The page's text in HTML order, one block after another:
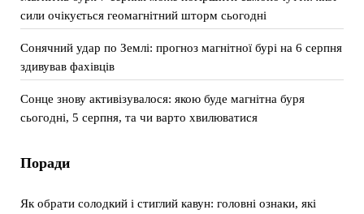
сили очікується геомагнітний шторм сьогодні
Сонячний удар по Землі: прогноз магнітної бурі на 6 серпня
здивував фахівців
Сонце знову активізувалося: якою буде магнітна буря
сьогодні, 5 серпня, та чи варто хвилюватися
Поради
Як обрати солодкий і стиглий кавун: головні ознаки, які